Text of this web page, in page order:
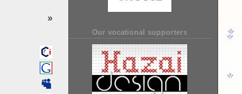
Our vocational supporters
»